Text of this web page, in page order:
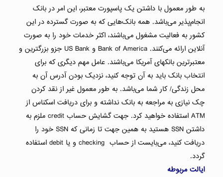
به طور معمول با داشتن یک پاسپورت معتبر، این امر در بانک
انجام‌پذیر می‌باشد. همه بانک‌هایی که به صورت گسترده در این
کشور به فعالیت مشغول می‌باشند، اکثر خدمات خود را به صورت
آنلاین ارائه می‌کنند. Bank of America و US Bank جزو بزرگترین و
معتبرترین بانکهای آمریکا می‌باشند. عامل مهم دیگری که برای
انتخاب بانک باید به آن توجه کنید، نزدیک بودن آدرس آن به
محل زندگی/ کار شما می‌باشد. به طور معمول غیر از نقد کردن
چک نیازی به مراجعه به بانک نداشته و برای دریافت اسکناس از
ATM استفاده خواهید کرد. جهت گشایش حساب credit ملزم به
داشتن SSN هستید به همین جهت تا زمانی که SSN خود را
دریافت کنید، می‌بایست از حساب checking و یا debit استفاده
گردد.
ایالت مربوطه